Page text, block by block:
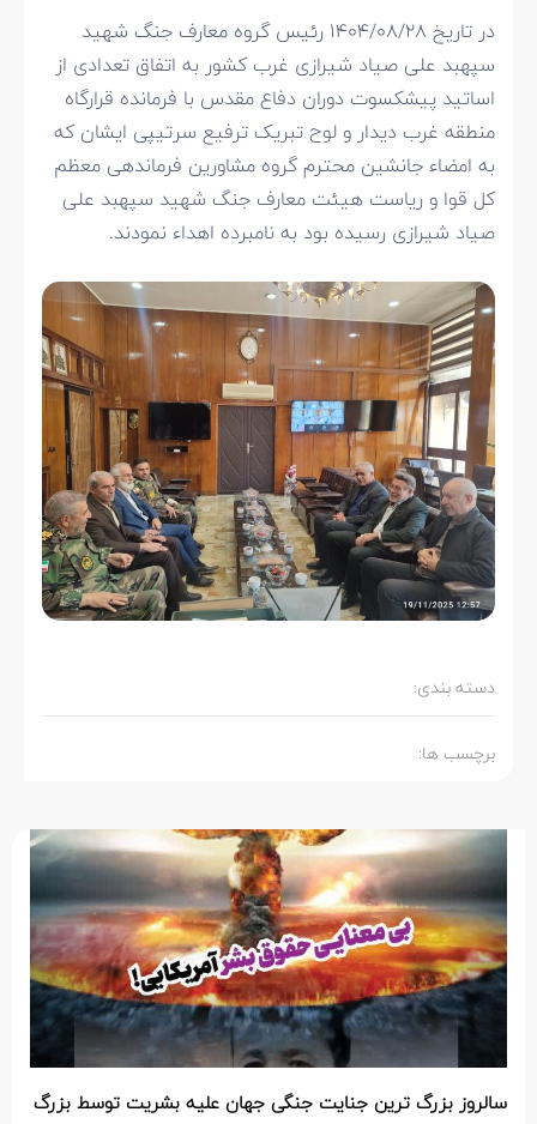
در تاریخ ۱۴۰۴/۰۸/۲۸ رئیس گروه معارف جنگ شهید
سپهبد علی صیاد شیرازی غرب کشور به اتفاق تعدادی از
اساتید پیشکسوت دوران دفاع مقدس با فرمانده قرارگاه
منطقه غرب دیدار و لوح تبریک ترفیع سرتیپی ایشان که
به امضاء جانشین محترم گروه مشاورین فرماندهی معظم
کل قوا و ریاست هیئت معارف جنگ شهید سپهبد علی
صیاد شیرازی رسیده بود به نامبرده اهداء نمودند.
دسته بندی:
برچسب ها:
سالروز بزرگ ترین جنایت جنگی جهان علیه بشریت توسط بزرگ